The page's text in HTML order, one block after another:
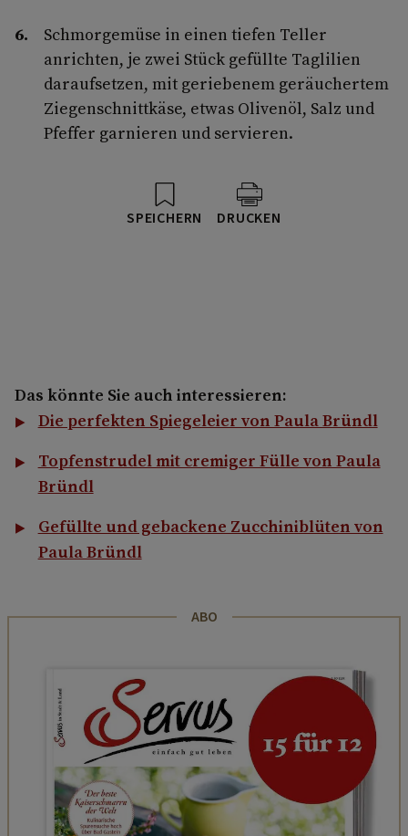
Schmorgemüse in einen tiefen Teller
anrichten, je zwei Stück gefüllte Taglilien
daraufsetzen, mit geriebenem geräuchertem
Ziegenschnittkäse, etwas Olivenöl, Salz und
Pfeffer garnieren und servieren.
SPEICHERN DRUCKEN
Das könnte Sie auch interessieren:
Die perfekten Spiegeleier von Paula Bründl
Topfenstrudel mit cremiger Fülle von Paula
Bründl
Gefüllte und gebackene Zucchiniblüten von
Paula Bründl
ABO